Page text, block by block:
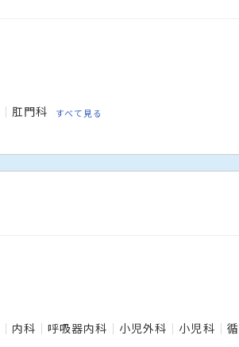
肛門科 すべて見る
内科 呼吸器内科 小児外科 小児科 循環器内科